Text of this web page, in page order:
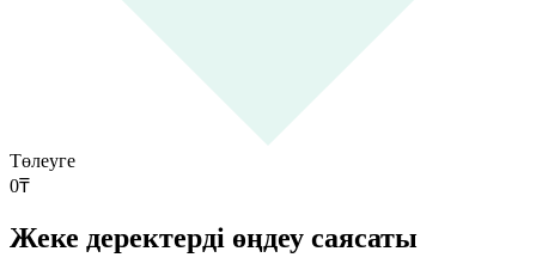
Төлеуге
0₸
Жеке деректерді өңдеу саясаты